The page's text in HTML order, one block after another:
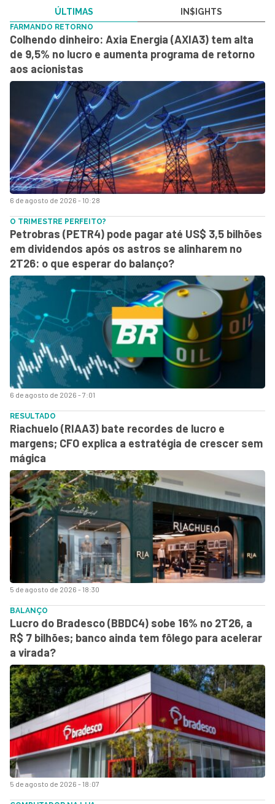
ÚLTIMAS IN$IGHTS
6 de agosto de 2026 - 10:28
FARMANDO RETORNO
Colhendo dinheiro: Axia Energia (AXIA3) tem alta
de 9,5% no lucro e aumenta programa de retorno
aos acionistas
6 de agosto de 2026 - 7:01
O TRIMESTRE PERFEITO?
Petrobras (PETR4) pode pagar até US$ 3,5 bilhões
em dividendos após os astros se alinharem no
2T26: o que esperar do balanço?
5 de agosto de 2026 - 18:30
RESULTADO
Riachuelo (RIAA3) bate recordes de lucro e
margens; CFO explica a estratégia de crescer sem
mágica
5 de agosto de 2026 - 18:07
BALANÇO
Lucro do Bradesco (BBDC4) sobe 16% no 2T26, a
R$ 7 bilhões; banco ainda tem fôlego para acelerar
a virada?